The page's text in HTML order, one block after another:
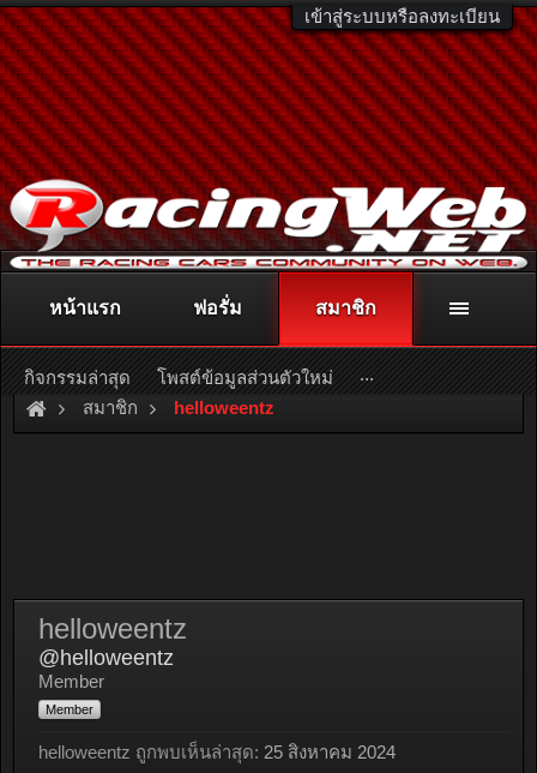
เข้าสู่ระบบหรือลงทะเบียน
ติดต่อลงโฆษณา racingweb@gmail.comหรือโทร. 081-811-1138
หรืออ่านรายละเอียดเพิ่มเติม คลิกที่นี่
สมาชิก helloweentz
helloweentz
@helloweentz
Member
Member
helloweentz ถูกพบเห็นล่าสุด: 25 สิงหาคม 2024
หน้าแรก ฟอรั่ม สมาชิก
กิจกรรมล่าสุด โพสต์ข้อมูลส่วนตัวใหม่ ...